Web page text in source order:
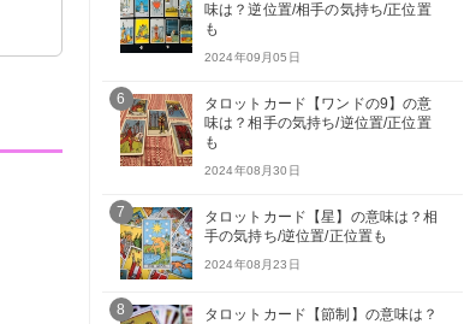
味は？逆位置/相手の気持ち/正位置
も
2024年09月05日
6
タロットカード【ワンドの9】の意
味は？相手の気持ち/逆位置/正位置
も
2024年08月30日
7
タロットカード【星】の意味は？相
手の気持ち/逆位置/正位置も
2024年08月23日
8
タロットカード【節制】の意味は？